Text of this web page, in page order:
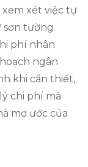
xét việc tự
sơn tường
phí nhân
ngân
khi cần thiết,
chi phí mà
mơ ước của